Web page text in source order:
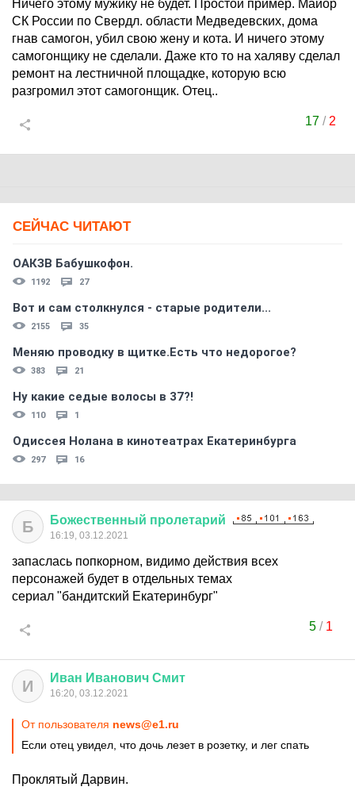
Ничего этому мужику не будет. Простой пример. Майор
СК России по Свердл. области Медведевских, дома
гнав самогон, убил свою жену и кота. И ничего этому
самогонщику не сделали. Даже кто то на халяву сделал
ремонт на лестничной площадке, которую всю
разгромил этот самогонщик. Отец..
17 / 2
СЕЙЧАС ЧИТАЮТ
ОАКЗВ Бабушкофон.
1192 27
Вот и сам столкнулся - старые родители...
2155 35
Меняю проводку в щитке.Есть что недорогое?
383 21
Ну какие седые волосы в 37?!
110 1
Одиссея Нолана в кинотеатрах Екатеринбурга
297 16
Б Божественный пролетарий
16:19, 03.12.2021
запаслась попкорном, видимо действия всех
персонажей будет в отдельных темах
сериал "бандитский Екатеринбург"
5/ 1
И Иван Иванович Смит
16:20, 03.12.2021
От пользователя news@e1.ru
Если отец увидел, что дочь лезет в розетку, и лег спать
Проклятый Дарвин.